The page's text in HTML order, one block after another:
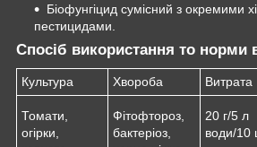
Біофунгіцид сумісний з окремими
пестицидами.
Спосіб використання то норми
Культура Хвороба Витрата
Томати,
огірки,
Фітофтороз,
бактеріоз,
20 г/5 л
води/10